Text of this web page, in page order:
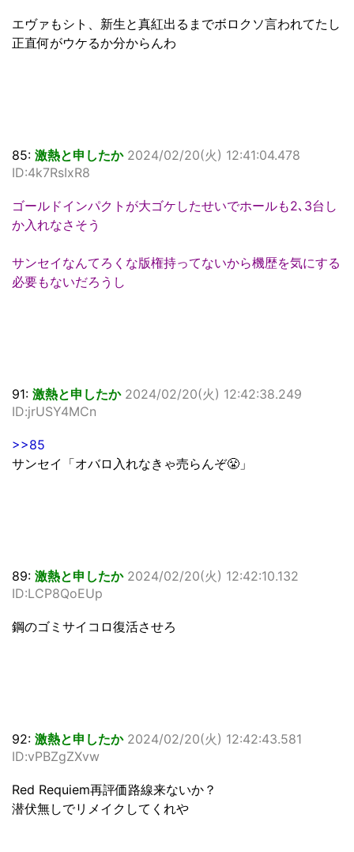
エヴァもシト、新生と真紅出るまでボロクソ言われてたし
正直何がウケるか分からんわ
85: 激熱と申したか 2024/02/20(火) 12:41:04.478
ID:4k7RsIxR8
ゴールドインパクトが大ゴケしたせいでホールも2､3台し
か入れなさそう
サンセイなんてろくな版権持ってないから機歴を気にする
必要もないだろうし
91: 激熱と申したか 2024/02/20(火) 12:42:38.249
ID:jrUSY4MCn
>>85
サンセイ「オバロ入れなきゃ売らんぞ😤」
89: 激熱と申したか 2024/02/20(火) 12:42:10.132
ID:LCP8QoEUp
鋼のゴミサイコロ復活させろ
92: 激熱と申したか 2024/02/20(火) 12:42:43.581
ID:vPBZgZXvw
Red Requiem再評価路線来ないか？
潜伏無しでリメイクしてくれや